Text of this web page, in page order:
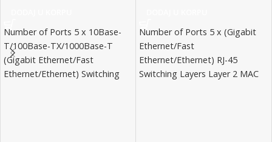
Number of Ports 5 x 10Base-
T/100Base-TX/1000Base-T
(Gigabit Ethernet/Fast
Ethernet/Ethernet) Switching
Number of Ports 5 x (Gigabit
Ethernet/Fast
Ethernet/Ethernet) RJ-45
Switching Layers Layer 2 MAC